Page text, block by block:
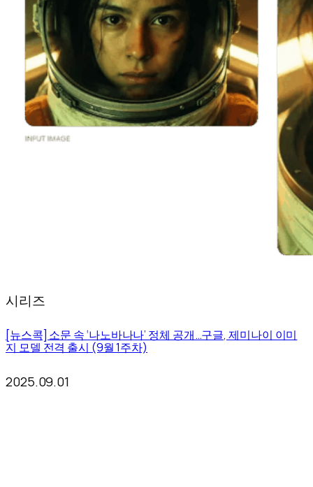
시리즈
[뉴스콕] 소문 속 ‘나노바나나’ 정체 공개…구글, 제미나이 이미
지 모델 전격 출시 (9월 1주차)
2025.09.01